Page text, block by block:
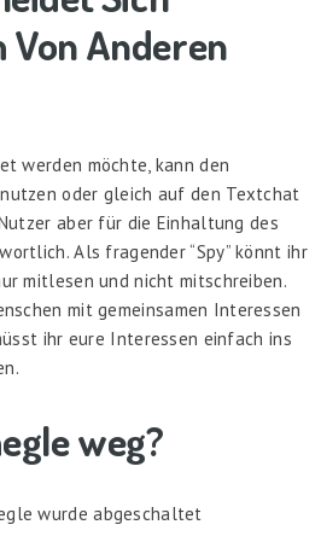
Anderen
werden möchte, kann den
oder gleich auf den Textchat
aber für die Einhaltung des
Als fragender “Spy” könnt ihr
mitlesen und nicht mitschreiben.
mit gemeinsamen Interessen
ihr eure Interessen einfach ins
weg?
wurde abgeschaltet